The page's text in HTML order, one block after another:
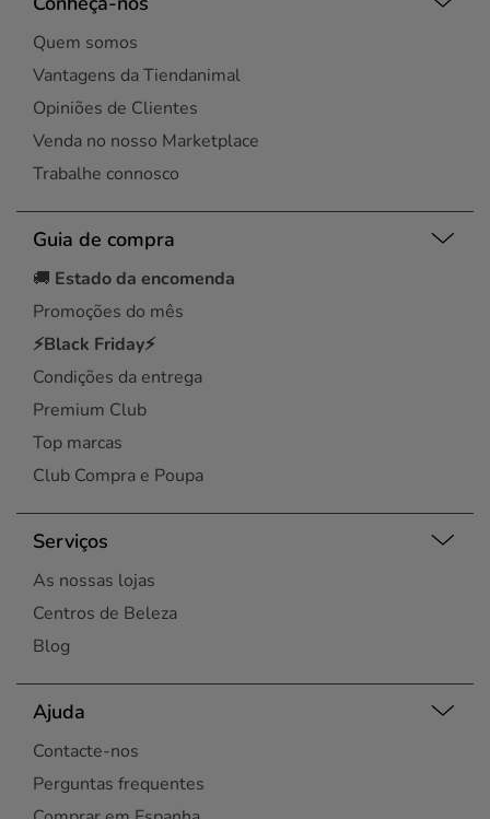
Quem somos
Vantagens da Tiendanimal
Opiniões de Clientes
Venda no nosso Marketplace
Trabalhe connosco
Guia de compra
🚚 Estado da encomenda
Promoções do mês
⚡Black Friday⚡
Condições da entrega
Premium Club
Top marcas
Club Compra e Poupa
Serviços
As nossas lojas
Centros de Beleza
Blog
Ajuda
Contacte-nos
Perguntas frequentes